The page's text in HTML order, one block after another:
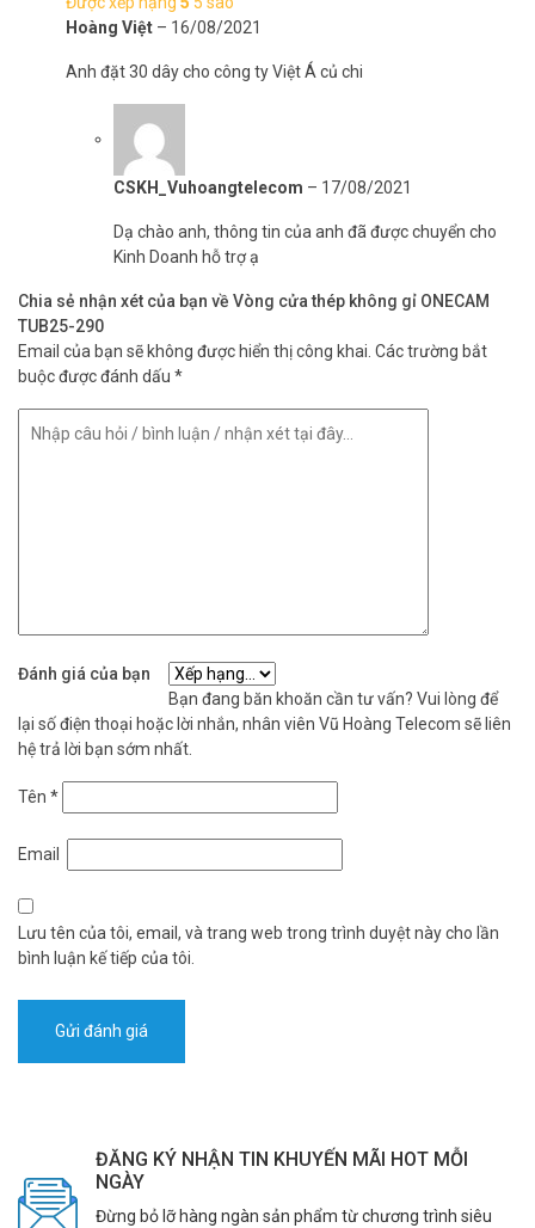
Hoàng Việt – 16/08/2021
Anh đặt 30 dây cho công ty Việt Á củ chi
CSKH_Vuhoangtelecom – 17/08/2021
Dạ chào anh, thông tin của anh đã được chuyển cho
Kinh Doanh hỗ trợ ạ
Chia sẻ nhận xét của bạn về Vòng cửa thép không gỉ ONECAM
TUB25-290
Email của bạn sẽ không được hiển thị công khai. Các trường bắt
buộc được đánh dấu *
Đánh giá của bạn
Bạn đang băn khoăn cần tư vấn? Vui lòng để
lại số điện thoại hoặc lời nhắn, nhân viên Vũ Hoàng Telecom sẽ liên
hệ trả lời bạn sớm nhất.
Tên *
Email
Lưu tên của tôi, email, và trang web trong trình duyệt này cho lần
bình luận kế tiếp của tôi.
ĐĂNG KÝ NHẬN TIN KHUYẾN MÃI HOT MỖI
NGÀY
Đừng bỏ lỡ hàng ngàn sản phẩm từ chương trình siêu